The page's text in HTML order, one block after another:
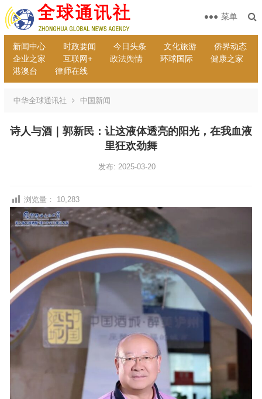
新闻中心 时政要闻 今日头条 文化旅游
侨界动态
企业之家
互联网+ 政法舆情 环球国际
健康之家
港澳台
律师在线
菜单
中华全球通讯社 中国新闻
诗人与酒｜郭新民：让这液体透亮的阳光，在我血液
里狂欢劲舞
发布: 2025-03-20
浏览量： 10,283